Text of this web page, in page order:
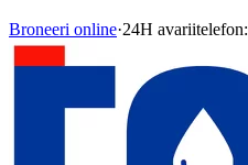
Broneeri online·24H avariitelefon: